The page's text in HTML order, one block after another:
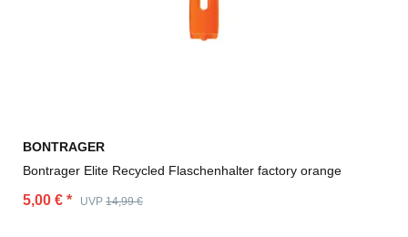
BONTRAGER
Bontrager Elite Recycled Flaschenhalter factory orange
5,00 € * UVP 14,99 €